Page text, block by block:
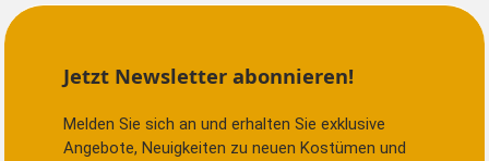
Jetzt Newsletter abonnieren!
Melden Sie sich an und erhalten Sie exklusive
Angebote, Neuigkeiten zu neuen Kostümen und